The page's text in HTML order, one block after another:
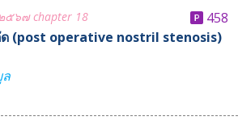
๕๖๗ chapter 18
458
ด (post operative nostril stenosis)